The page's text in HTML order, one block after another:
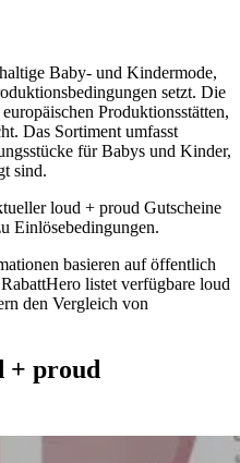
Baby- und Kindermode,
setzt. Die
Produktionsstätten,
Das Sortiment umfasst
für Babys und Kinder,
sind.
loud + proud Gutscheine
Einlösebedingungen.
basieren auf öffentlich
listet verfügbare loud
den Vergleich von
+ proud